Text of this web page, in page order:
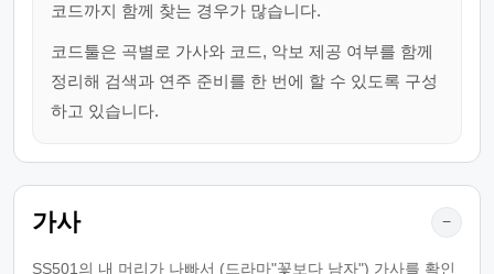
코드까지 함께 찾는 경우가 많습니다.
코드툴은 곡별로 가사와 코드, 악보 제공 여부를 함께
정리해 검색과 연주 준비를 한 번에 할 수 있도록 구성
하고 있습니다.
가사 −
SS501의 내 머리가 나빠서 (드라마"꽃보다 남자") 가사를 확인